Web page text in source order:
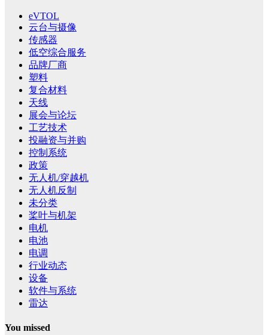
eVTOL
云台与摄像
传感器
低空综合服务
品牌厂商
塑料
复合材料
天线
展会与论坛
工艺技术
投融资与并购
控制系统
政策
无人机/穿越机
无人机反制
未分类
桨叶与机架
电机
电池
电调
行业动态
设备
软件与系统
雷达
You missed